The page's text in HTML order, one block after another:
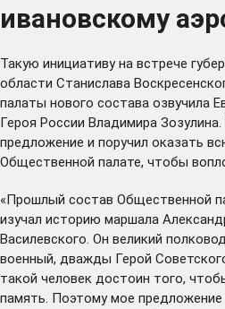
ивановскому
Такую инициативу на встрече
области Станислава
палаты нового состава озвучила
Героя России Владимира
предложение и поручил оказать
Общественной палате, чтобы
«Прошлый состав Общественной
изучал историю маршала
Василевского. Он великий
военный, дважды Герой
такой человек достоин того,
память. Поэтому мое предложение